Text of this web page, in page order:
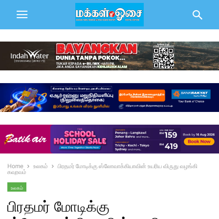
Home உலகம்
பிரதமர் மோடிக்கு ஸ்லோவாக்கியாவின் உயரிய விருது வழங்கி
கவுரவம்
உலகம்
பிரதமர் மோடிக்கு